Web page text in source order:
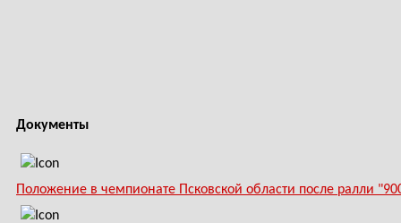
Документы
Положение в чемпионате Псковской области после ралли